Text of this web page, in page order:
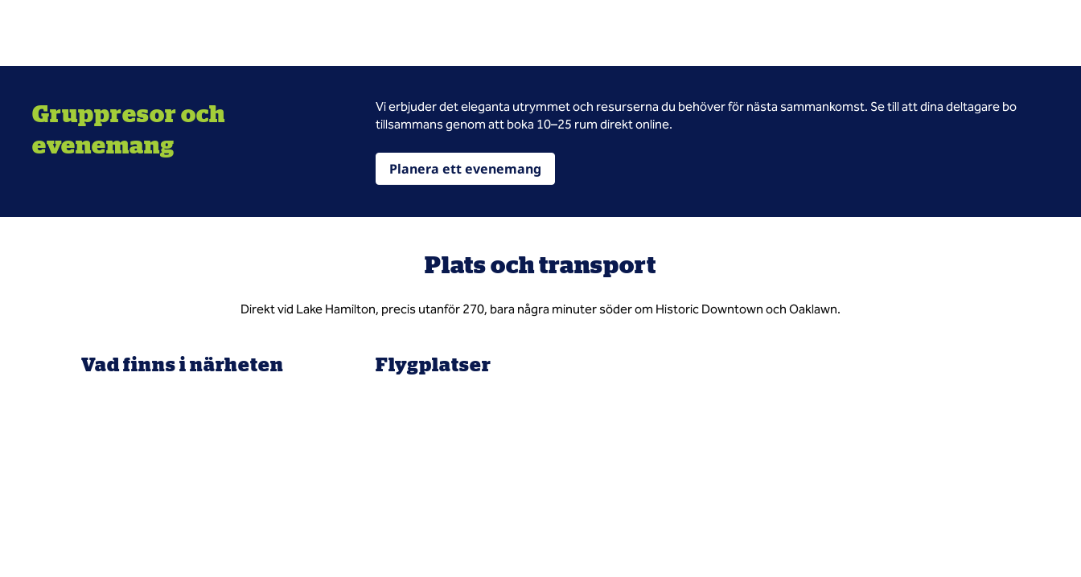
Gruppresor och
evenemang
Vi erbjuder det eleganta utrymmet och resurserna du behöver för nästa sammankomst. Se till att dina deltagare bo
tillsammans genom att boka 10–25 rum direkt online.
Planera ett evenemang
Plats och transport
Direkt vid Lake Hamilton, precis utanför 270, bara några minuter söder om Historic Downtown och Oaklawn.
Vad finns i närheten Flygplatser